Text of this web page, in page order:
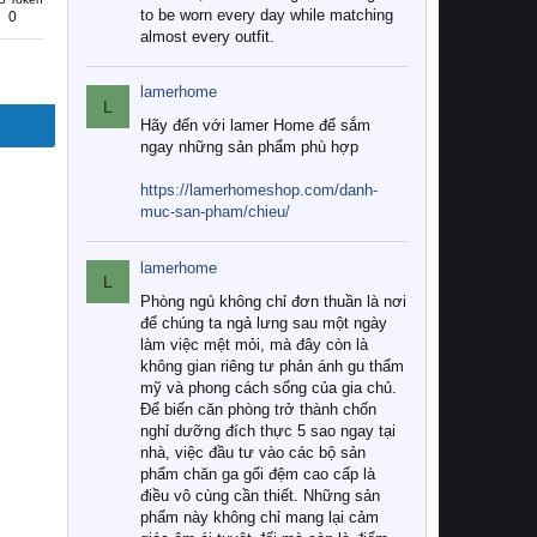
0
to be worn every day while matching
almost every outfit.
L
lamerhome
Hãy đến với lamer Home để sắm
ngay những sản phẩm phù hợp
https://lamerhomeshop.com/danh-
muc-san-pham/chieu/
L
lamerhome
Phòng ngủ không chỉ đơn thuần là nơi
để chúng ta ngả lưng sau một ngày
làm việc mệt mỏi, mà đây còn là
không gian riêng tư phản ánh gu thẩm
mỹ và phong cách sống của gia chủ.
Để biến căn phòng trở thành chốn
nghỉ dưỡng đích thực 5 sao ngay tại
nhà, việc đầu tư vào các bộ sản
phẩm chăn ga gối đệm cao cấp là
điều vô cùng cần thiết. Những sản
phẩm này không chỉ mang lại cảm